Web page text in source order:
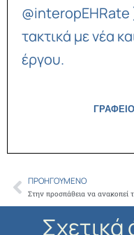
τακτικά με νέα
έργου.
Prev
ΠΡΟΗΓΟΎΜΕΝΟ